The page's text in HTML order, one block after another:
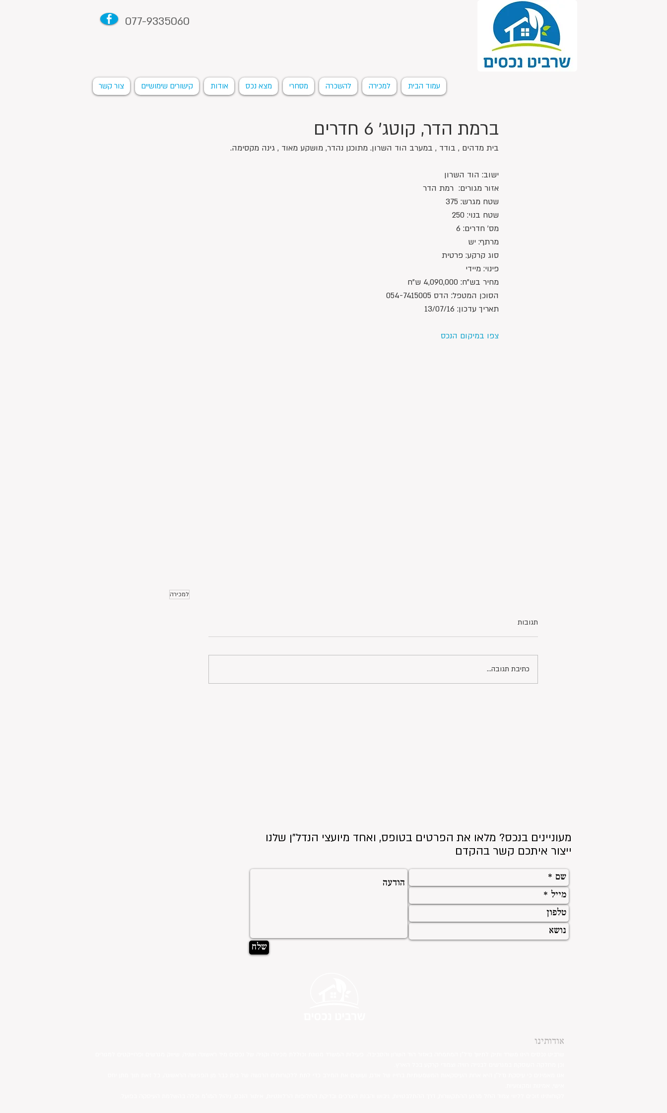
077-9335060
עמוד הבית למכירה להשכרה מסחרי מצא נכס אודות קישורים שימושיים צור קשר
ברמת הדר, קוטג' 6 חדרים
בית מדהים , בודד , במערב הוד השרון. מתוכנן נהדר, מושקע מאוד , גינה מקסימה.
ישוב: הוד השרון
אזור מגורים:  רמת הדר
שטח מגרש: 375
שטח בנוי: 250
מס' חדרים: 6
מרתף: יש
סוג קרקע: פרטית
פינוי: מיידי
מחיר בש"ח: 4,090,000 ש"ח
הסוכן המטפל: הדס 054-7415005
תאריך עדכון: 13/07/16
צפו במיקום הנכס
למכירה
תגובות
כתיבת תגובה...
מעוניינים בנכס? מלאו את הפרטים בטופס, ואחד מיועצי הנדל"ן שלנו
ייצור איתכם קשר בהקדם
שלח
אודותינו